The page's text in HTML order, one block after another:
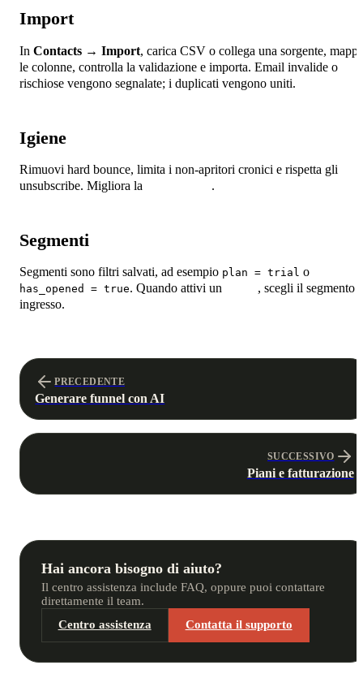
Import
In Contacts → Import, carica CSV o collega una sorgente, mappa
le colonne, controlla la validazione e importa. Email invalide o
rischiose vengono segnalate; i duplicati vengono uniti.
Igiene
Rimuovi hard bounce, limita i non-apritori cronici e rispetta gli
unsubscribe. Migliora la
.
Segmenti
Segmenti sono filtri salvati, ad esempio plan = trial o
has_opened = true. Quando attivi un
, scegli il segmento
ingresso.
PRECEDENTE
Generare funnel con AI
SUCCESSIVO
Piani e fatturazione
Hai ancora bisogno di aiuto?
Il centro assistenza include FAQ, oppure puoi contattare
direttamente il team.
Centro assistenza
Contatta il supporto